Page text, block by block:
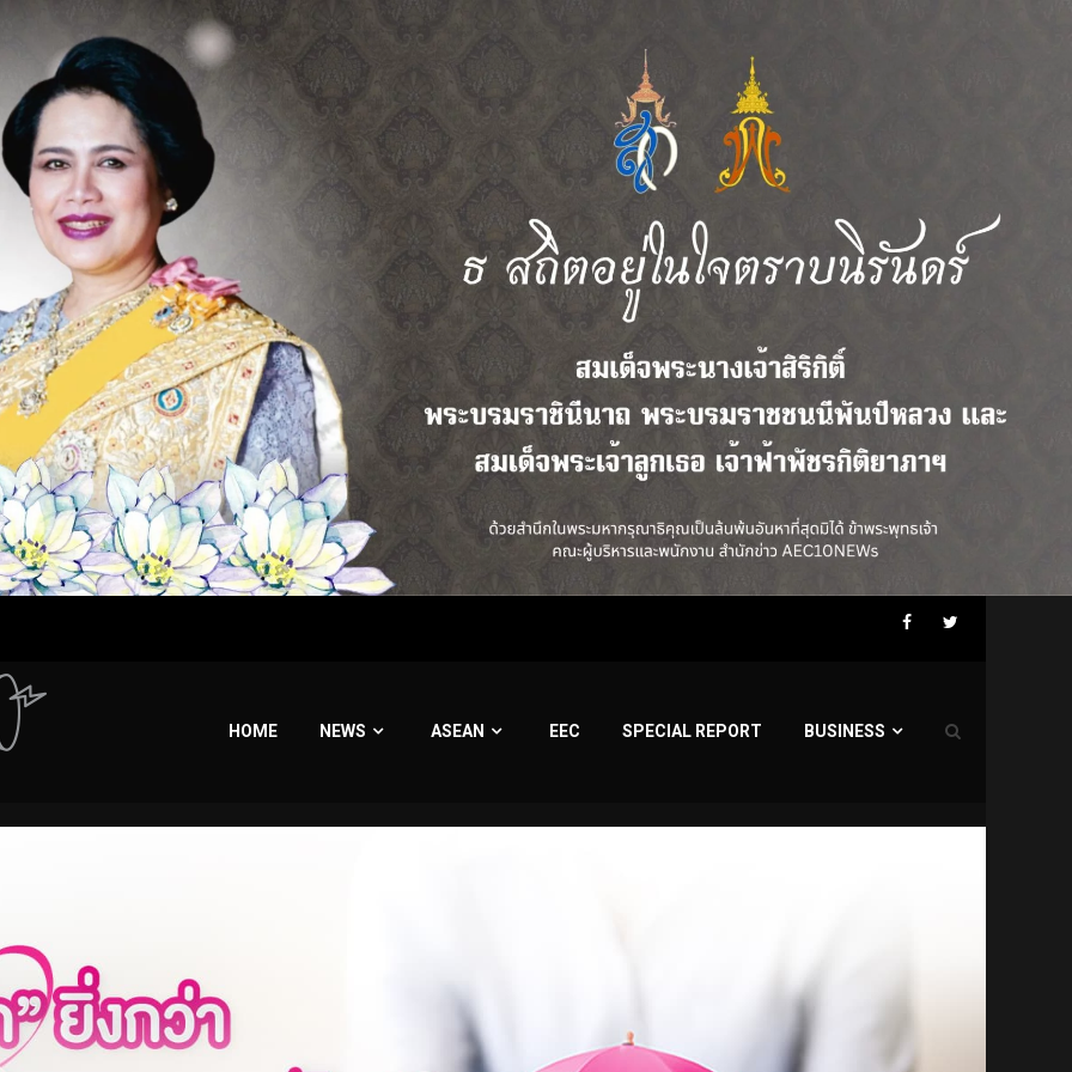
Facebook
Twitter
HOME NEWS ASEAN EEC SPECIAL REPORT BUSINESS